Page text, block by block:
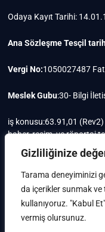
Gizliliğinize
Tarama deneyiminizi
da içerikler sunmak
kullanıyoruz. "Kabul
vermiş olursunuz.
Odaya Kayıt Tarihi:
Ana Sözleşme Tesçil
Vergi No:1050027487
Meslek Gubu:30- Bilgi
iş konusu:63.91,01
haber, resim, ve röportaj
faaliyetleri)iştigal konusu
yayıncılık, prodöktörlük,
olan diğer işleri yapar.
Mersis No: